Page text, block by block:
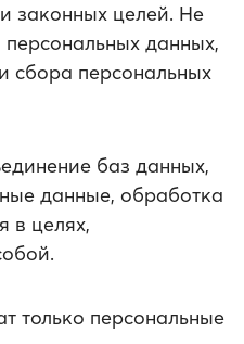
законных целей. Не
данных,
сбора персональных
баз данных,
данные, обработка
в целях,
только персональные